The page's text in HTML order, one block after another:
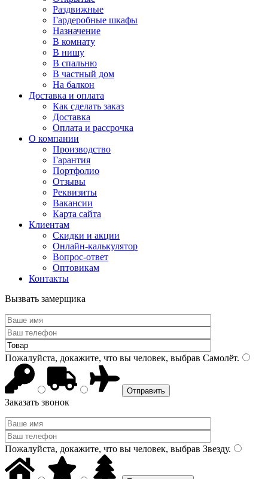
Раздвижные
Гардеробные шкафы
Назначение
В комнату
В нишу
В спальню
В частный дом
На балкон
Доставка и оплата
Как сделать заказ
Доставка
Оплата и рассрочка
О компании
Производство
Гарантия
Портфолио
Отзывы
Реквизиты
Вакансии
Карта сайта
Клиентам
Скидки и акции
Онлайн-калькулятор
Вопрос-ответ
Оптовикам
Контакты
Вызвать замерщика
Пожалуйста, докажите, что вы человек, выбрав Самолёт.
Заказать звонок
Пожалуйста, докажите, что вы человек, выбрав Звезду.